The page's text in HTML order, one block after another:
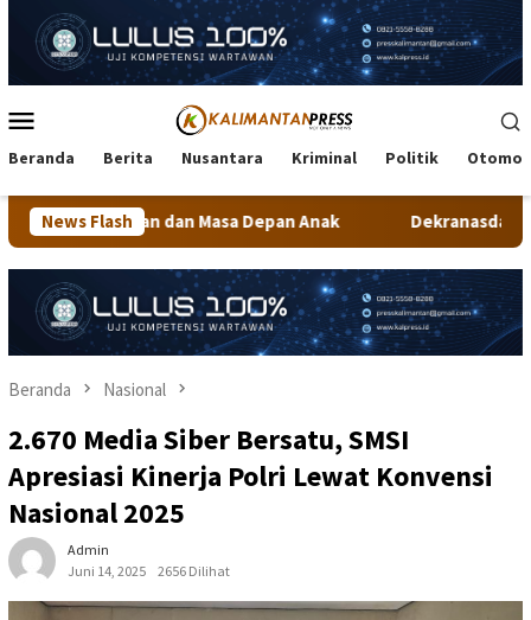
konten
Mobile
Beranda Berita Nusantara Kriminal Politik
News Flash
Depan Anak Dekranasda Tarakan Matangkan
Beranda Nasional
2.670 Media Siber Bersatu, SMSI
Apresiasi Kinerja Polri Lewat Konvensi
Nasional 2025
Admin
Juni 14, 2025
2656 Dilihat